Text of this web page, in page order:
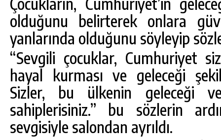
olduğunu belirterek onlara
yanlarında olduğunu söyleyip
“Sevgili çocuklar, Cumhuriyet
hayal kurması ve geleceği
Sizler, bu ülkenin geleceği
sahiplerisiniz.” bu sözlerin
sevgisiyle salondan ayrıldı.